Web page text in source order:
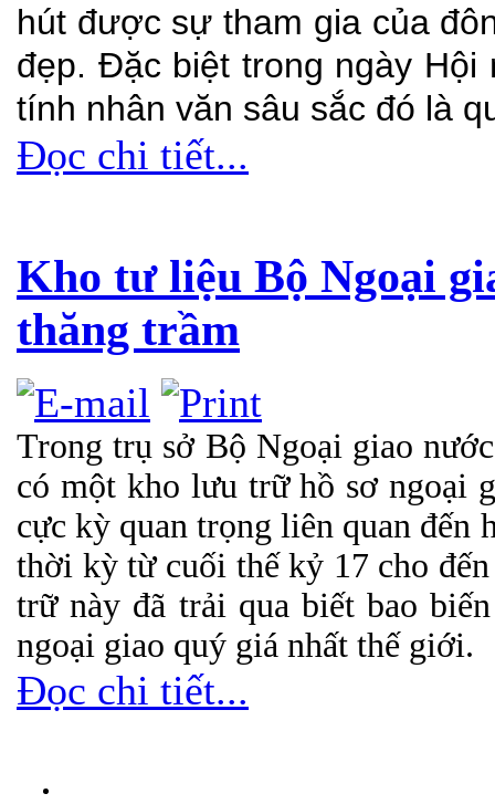
hút được sự tham gia của
đẹp. Đặc biệt trong ngày Hội
tính nhân văn sâu sắc đó là
Đọc chi tiết...
Kho tư liệu Bộ Ngoại
thăng trầm
Trong trụ sở Bộ Ngoại giao
có một kho lưu trữ hồ sơ ngoại
cực kỳ quan trọng liên quan đến
thời kỳ từ cuối thế kỷ 17 cho
trữ này đã trải qua biết bao
ngoại giao quý giá nhất thế giới.
Đọc chi tiết...